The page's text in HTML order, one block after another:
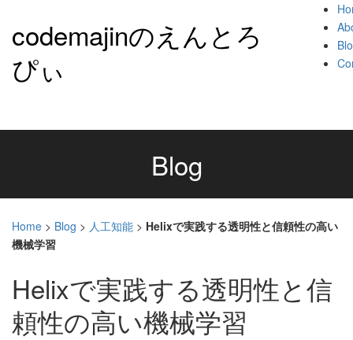
codemajinのえんとろ
ぴぃ
Blog
Home > Blog > 人工知能 > Helixで実践する透明性と信頼性の高い
機械学習
Helixで実践する透明性と信
頼性の高い機械学習